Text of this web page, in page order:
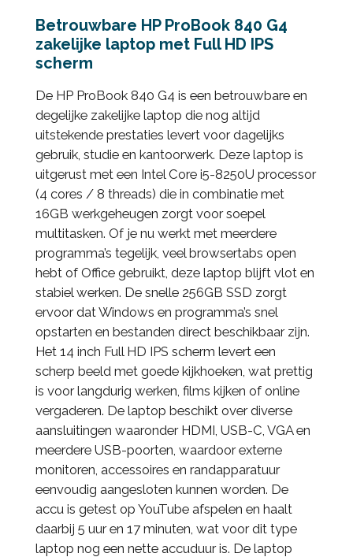
Betrouwbare HP ProBook 840 G4
zakelijke laptop met Full HD IPS
scherm
De HP ProBook 840 G4 is een betrouwbare en
degelijke zakelijke laptop die nog altijd
uitstekende prestaties levert voor dagelijks
gebruik, studie en kantoorwerk. Deze laptop is
uitgerust met een Intel Core i5-8250U processor
(4 cores / 8 threads) die in combinatie met
16GB werkgeheugen zorgt voor soepel
multitasken. Of je nu werkt met meerdere
programma’s tegelijk, veel browsertabs open
hebt of Office gebruikt, deze laptop blijft vlot en
stabiel werken. De snelle 256GB SSD zorgt
ervoor dat Windows en programma’s snel
opstarten en bestanden direct beschikbaar zijn.
Het 14 inch Full HD IPS scherm levert een
scherp beeld met goede kijkhoeken, wat prettig
is voor langdurig werken, films kijken of online
vergaderen. De laptop beschikt over diverse
aansluitingen waaronder HDMI, USB-C, VGA en
meerdere USB-poorten, waardoor externe
monitoren, accessoires en randapparatuur
eenvoudig aangesloten kunnen worden. De
accu is getest op YouTube afspelen en haalt
daarbij 5 uur en 17 minuten, wat voor dit type
laptop nog een nette accuduur is. De laptop